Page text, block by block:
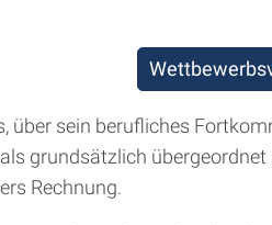
über sein berufliches
grundsätzlich
Rechnung.